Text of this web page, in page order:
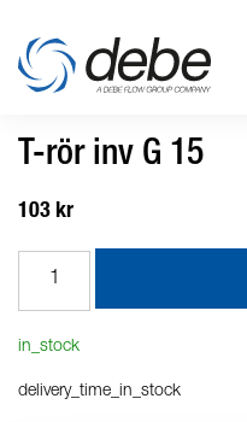
T-rör inv G 15
103 kr
in_stock
delivery_time_in_stock